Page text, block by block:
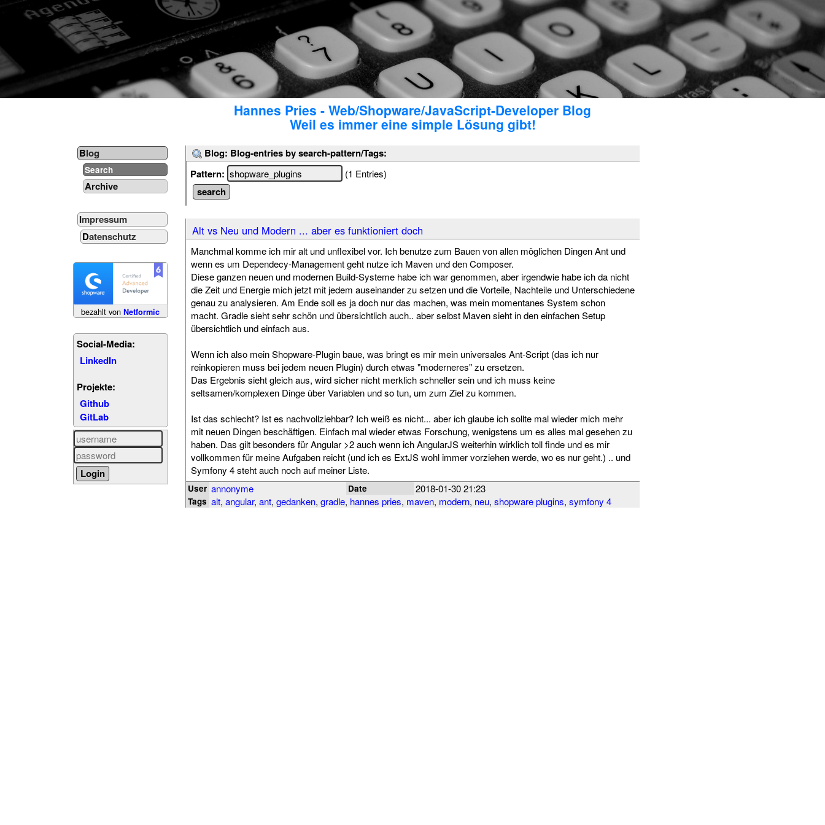
Hannes Pries - Web/Shopware/JavaScript-Developer Blog
Weil es immer eine simple Lösung gibt!
Blog
Search
Archive
Impressum
Datenschutz
bezahlt vonNetformic
Social-Media:
LinkedIn
Projekte:
Github
GitLab
Blog: Blog-entries by search-pattern/Tags:
Pattern:
(1 Entries)
Alt vs Neu und Modern ... aber es funktioniert doch
Manchmal komme ich mir alt und unflexibel vor. Ich benutze zum Bauen von allen möglichen Dingen Ant und
wenn es um Dependecy-Management geht nutze ich Maven und den Composer.
Diese ganzen neuen und modernen Build-Systeme habe ich war genommen, aber irgendwie habe ich da nicht
die Zeit und Energie mich jetzt mit jedem auseinander zu setzen und die Vorteile, Nachteile und Unterschiedene
genau zu analysieren. Am Ende soll es ja doch nur das machen, was mein momentanes System schon
macht. Gradle sieht sehr schön und übersichtlich auch.. aber selbst Maven sieht in den einfachen Setup
übersichtlich und einfach aus.
Wenn ich also mein Shopware-Plugin baue, was bringt es mir mein universales Ant-Script (das ich nur
reinkopieren muss bei jedem neuen Plugin) durch etwas "moderneres" zu ersetzen.
Das Ergebnis sieht gleich aus, wird sicher nicht merklich schneller sein und ich muss keine
seltsamen/komplexen Dinge über Variablen und so tun, um zum Ziel zu kommen.
Ist das schlecht? Ist es nachvollziehbar? Ich weiß es nicht... aber ich glaube ich sollte mal wieder mich mehr
mit neuen Dingen beschäftigen. Einfach mal wieder etwas Forschung, wenigstens um es alles mal gesehen zu
haben. Das gilt besonders für Angular >2 auch wenn ich AngularJS weiterhin wirklich toll finde und es mir
vollkommen für meine Aufgaben reicht (und ich es ExtJS wohl immer vorziehen werde, wo es nur geht.) .. und
Symfony 4 steht auch noch auf meiner Liste.
User annonyme Date 2018-01-30 21:23
Tags alt, angular, ant, gedanken, gradle, hannes pries, maven, modern, neu, shopware plugins, symfony 4